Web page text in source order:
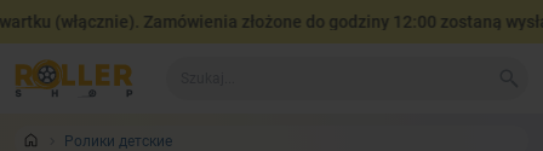
(włącznie). Zamówienia złożone do godziny 12:00 zostaną
Ролики детские